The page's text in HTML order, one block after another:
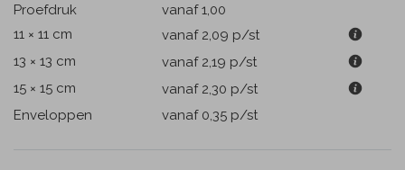
Proefdruk
vanaf 1,00
11 × 11 cm
vanaf 2,09 p/st
13 × 13 cm
vanaf 2,19 p/st
15 × 15 cm
vanaf 2,30 p/st
Enveloppen
vanaf 0,35 p/st